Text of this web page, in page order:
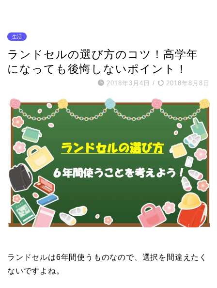
生活
ランドセルの選び方のコツ！高学年
になっても後悔しないポイント！
2018年3月4日 / 2018年8月8日
ランドセルは6年間使うものなので、選択を間違えたく
ないですよね。